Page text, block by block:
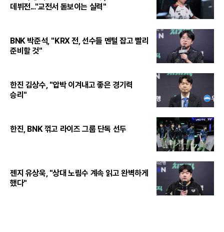
데뷔전..."교전서 돋보이는 실력"
BNK 박준석, "KRX 전, 선수들 멘털 잡고 빨리
준비할 것"
한진 김상수, "압박 이겨내고 좋은 경기력
승리"
한진, BNK 꺾고 라이즈 그룹 단독 선두
젠지 유상욱, "상대 노림수 계속 읽고 완벽하게
했다"